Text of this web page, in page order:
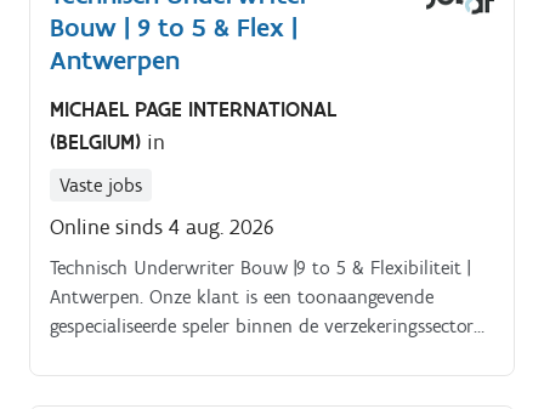
Bouw | 9 to 5 & Flex |
Antwerpen
MICHAEL PAGE INTERNATIONAL
(BELGIUM) in
Vaste jobs
Online sinds 4 aug. 2026
Technisch Underwriter Bouw |9 to 5 & Flexibiliteit |
Antwerpen. Onze klant is een toonaangevende
gespecialiseerde speler binnen de verzekeringssector
Underwriter Bouw |9 to 5 & Flexibiliteit | Antwerpen.